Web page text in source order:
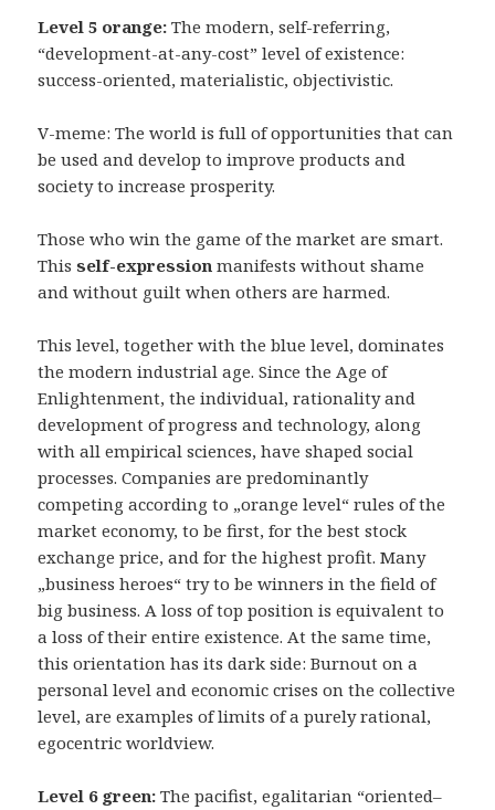
Level 5 orange: The modern, self-referring,
“development-at-any-cost” level of existence:
success-oriented, materialistic, objectivistic.
V-meme: The world is full of opportunities that can
be used and develop to improve products and
society to increase prosperity.
Those who win the game of the market are smart.
Thisself-expression manifests without shame
and without guilt when others are harmed.
This level, together with the blue level, dominates
the modern industrial age. Since the Age of
Enlightenment, the individual, rationality and
development of progress and technology, along
with all empirical sciences, have shaped social
processes. Companies are predominantly
competing according to „orange level“ rules of the
market economy, to be first, for the best stock
exchange price, and for the highest profit. Many
„business heroes“ try to be winners in the field of
big business. A loss of top position is equivalent to
a loss of their entire existence. At the same time,
this orientation has its dark side: Burnout on a
personal level and economic crises on the collective
level, are examples of limits of a purely rational,
egocentric worldview.
Level 6 green: The pacifist, egalitarian “oriented–